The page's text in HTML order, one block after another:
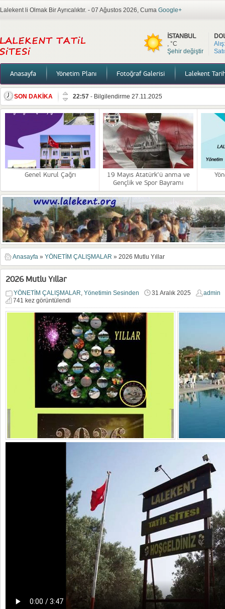
Lalekent li Olmak Bir Ayrıcalıktır. - 07 Ağustos 2026, Cuma Google+
Alış:
İSTANBUL
, °C
Şehir değiştir
Anasayfa Yönetim Planı Fotoğraf Galerisi Lalekent
SON DAKİKA
22:57-Bilgilendirme 27.11.2025
12:01-10 Kasım
Genel Kurul Çağrı
13:46- 19 Mayıs Atatürk’ü anma ve Gençlik ve Spor
18:39- Yönetim,Bilgilendirme
15:08 Duyuru
12:17-2026 Mutlu Yıllar
Genel Kurul Çağrı
19 Mayıs Atatürk’ü anma ve
Gençlik ve Spor Bayramı
Anasayfa » YÖNETİM ÇALIŞMALAR » 2026 Mutlu Yıllar
2026 Mutlu Yıllar
YÖNETİM ÇALIŞMALAR, Yönetimin Sesinden 31 Aralık 2025
admin
741 kez görüntülendi